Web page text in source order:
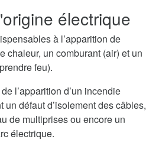
électrique
à l’apparition de
chaleur, un comburant (air) et un
feu).
l’apparition d’un incendie
un défaut d’isolement des câbles,
de multiprises ou encore un
électrique.